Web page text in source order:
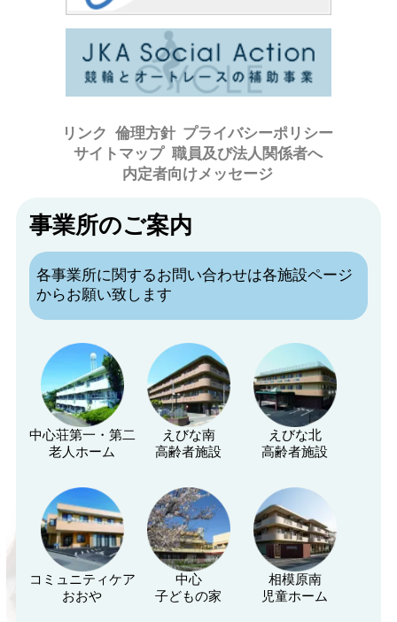
リンク 倫理方針 プライバシーポリシー
サイトマップ 職員及び法人関係者へ
内定者向けメッセージ
事業所のご案内
各事業所に関するお問い合わせは各施設ページ
からお願い致します
中心荘第一・第二
老人ホーム
えびな南
高齢者施設
えびな北
高齢者施設
コミュニティケア
おおや
中心
子どもの家
相模原南
児童ホーム